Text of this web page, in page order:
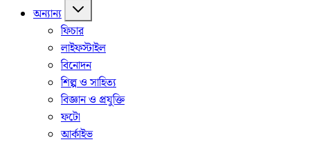
অন্যান্য
ফিচার
লাইফস্টাইল
বিনোদন
শিল্প ও সাহিত্য
বিজ্ঞান ও প্রযুক্তি
ফটো
আর্কাইভ